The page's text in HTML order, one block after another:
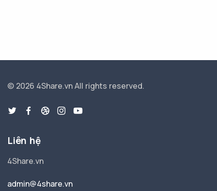
© 2026 4Share.vnAll rights reserved.
Liên hệ
4Share.vn
admin@4share.vn